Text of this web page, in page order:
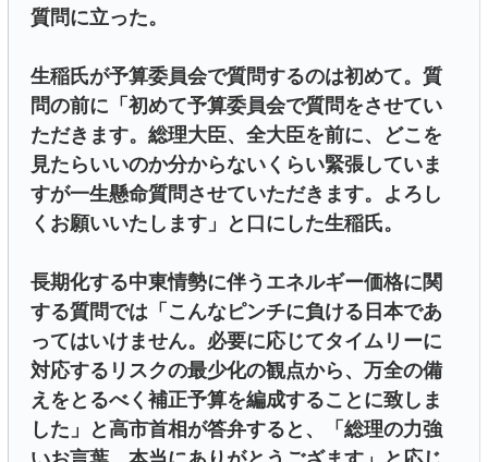
質問に立った。
生稲氏が予算委員会で質問するのは初めて。質
問の前に「初めて予算委員会で質問をさせてい
ただきます。総理大臣、全大臣を前に、どこを
見たらいいのか分からないくらい緊張していま
すが一生懸命質問させていただきます。よろし
くお願いいたします」と口にした生稲氏。
長期化する中東情勢に伴うエネルギー価格に関
する質問では「こんなピンチに負ける日本であ
ってはいけません。必要に応じてタイムリーに
対応するリスクの最少化の観点から、万全の備
えをとるべく補正予算を編成することに致しま
した」と高市首相が答弁すると、「総理の力強